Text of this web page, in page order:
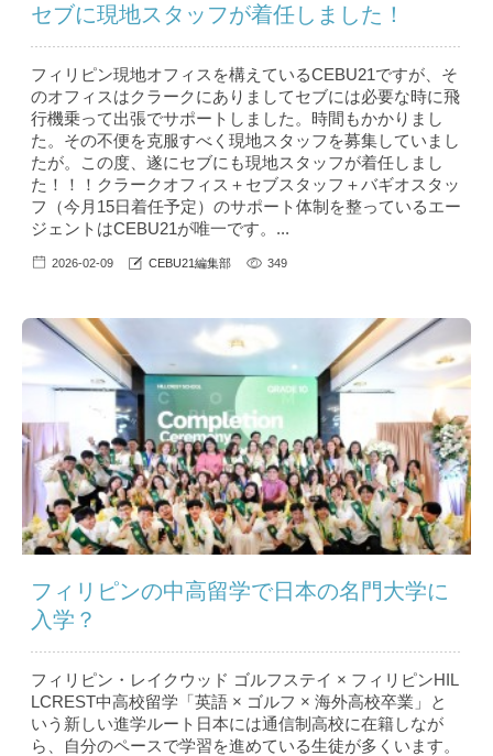
セブに現地スタッフが着任しました！
フィリピン現地オフィスを構えているCEBU21ですが、そ
のオフィスはクラークにありましてセブには必要な時に飛
行機乗って出張でサポートしました。時間もかかりまし
た。その不便を克服すべく現地スタッフを募集していまし
たが。この度、遂にセブにも現地スタッフが着任しまし
た！！！クラークオフィス＋セブスタッフ＋バギオスタッ
フ（今月15日着任予定）のサポート体制を整っているエー
ジェントはCEBU21が唯一です。...
2026-02-09 CEBU21編集部 349
フィリピンの中高留学で日本の名門大学に
入学？
フィリピン・レイクウッド ゴルフステイ × フィリピンHIL
LCREST中高校留学「英語 × ゴルフ × 海外高校卒業」と
いう新しい進学ルート日本には通信制高校に在籍しなが
ら、自分のペースで学習を進めている生徒が多くいます。